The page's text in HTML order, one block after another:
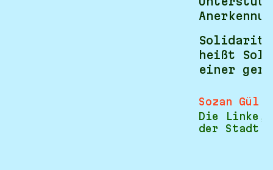
heißt
einer
Sozan Gül
Die Linke,
der Stadt